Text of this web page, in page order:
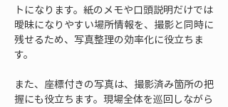
トになります。紙のメモや口頭説明だけでは
曖昧になりやすい場所情報を、撮影と同時に
残せるため、写真整理の効率化に役立ちま
す。
また、座標付きの写真は、撮影済み箇所の把
握にも役立ちます。現場全体を巡回しながら